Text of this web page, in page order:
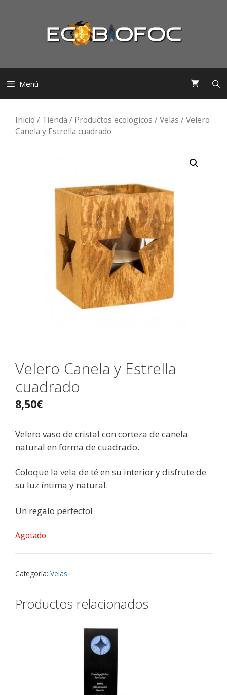
Menú
Inicio / Tienda / Productos ecológicos /Velas / Velero
Canela y Estrella cuadrado
Velero Canela y Estrella
cuadrado
8,50€
Velero vaso de cristal con corteza de canela
natural en forma de cuadrado.
Coloque la vela de té en su interior y disfrute de
su luz íntima y natural.
Un regalo perfecto!
Agotado
Categoría: Velas
Productos relacionados